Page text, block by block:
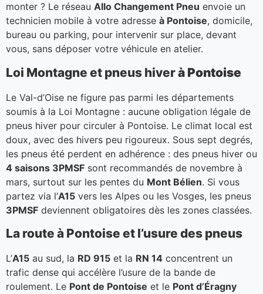
monter ? Le réseau Allo Changement Pneu envoie un
technicien mobile à votre adresse à Pontoise, domicile,
bureau ou parking, pour intervenir sur place, devant
vous, sans déposer votre véhicule en atelier.
Loi Montagne et pneus hiverà Pontoise
Le Val-d’Oise ne figure pas parmi les départements
soumis à la Loi Montagne : aucune obligation légale de
pneus hiver pour circuler à Pontoise. Le climat local est
doux, avec des hivers peu rigoureux. Sous sept degrés,
les pneus été perdent en adhérence : des pneus hiver ou
4 saisons 3PMSF sont recommandés de novembre à
mars, surtout sur les pentes du Mont Bélien. Si vous
partez via l’A15 vers les Alpes ou les Vosges, les pneus
3PMSF deviennent obligatoires dès les zones classées.
La route à Pontoise et l’usure des pneus
L’A15 au sud, la RD 915 et la RN 14 concentrent un
trafic dense qui accélère l’usure de la bande de
roulement. Le Pont de Pontoise et le Pont d’Éragny